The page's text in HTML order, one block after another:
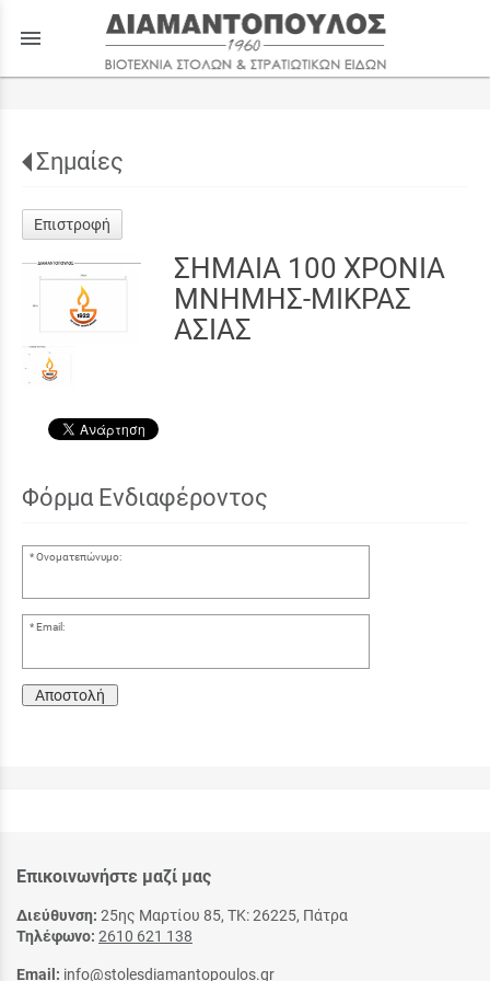
menu
Σημαίες
Επιστροφή
ΣΗΜΑΙΑ 100 ΧΡΟΝΙΑ
ΜΝΗΜΗΣ-ΜΙΚΡΑΣ
ΑΣΙΑΣ
Φόρμα Ενδιαφέροντος
Ονοματεπώνυμο:
Email:
Αποστολή
Επικοινωνήστε μαζί μας
Διεύθυνση: 25ης Μαρτίου 85, ΤΚ: 26225, Πάτρα
Τηλέφωνο: 2610 621 138
Email: info@stolesdiamantopoulos.gr